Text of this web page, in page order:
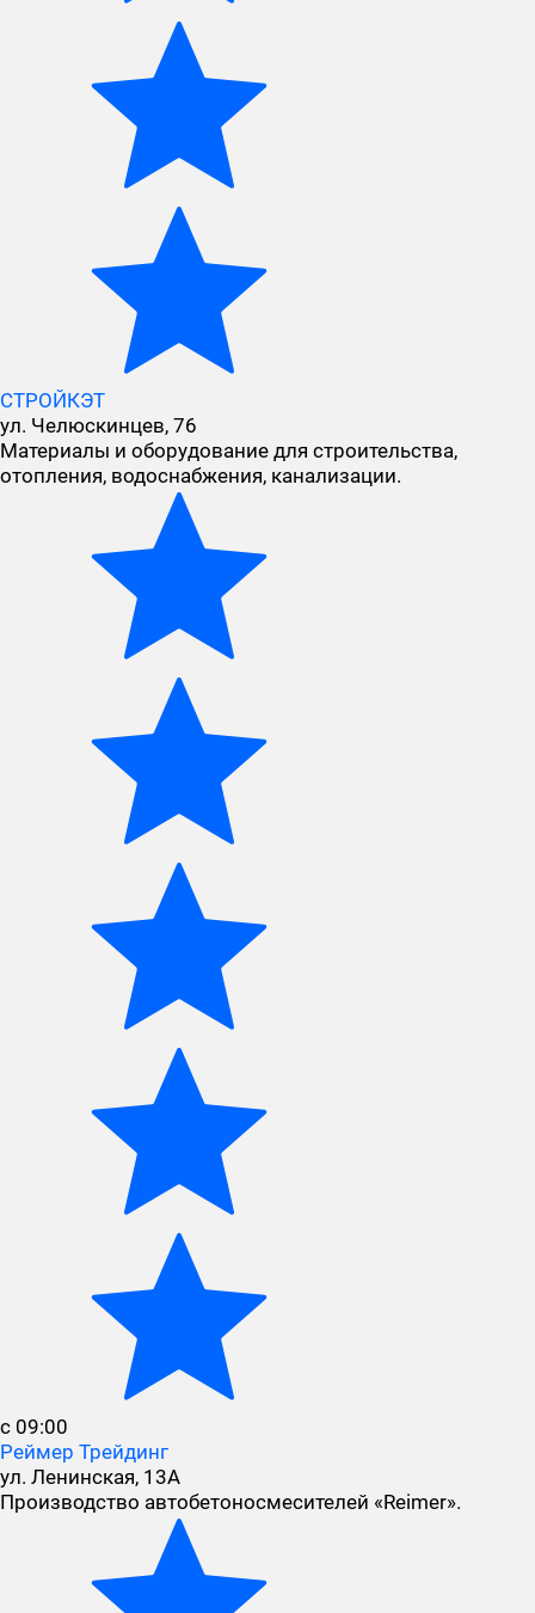
СТРОЙКЭТ
ул. Челюскинцев, 76
Материалы и оборудование для строительства,
отопления, водоснабжения, канализации.
с 09:00
Реймер Трейдинг
ул. Ленинская, 13А
Производство автобетоносмесителей «Reimer».